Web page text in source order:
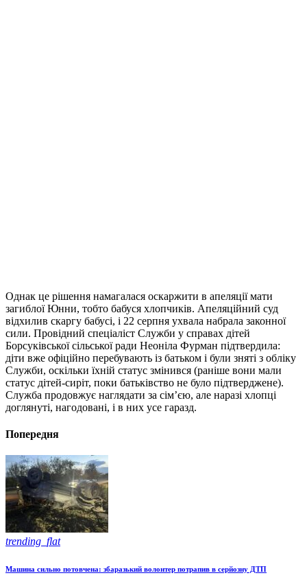
Однак це рішення намагалася оскаржити в апеляції мати
загиблої Юнни, тобто бабуся хлопчиків. Апеляційний суд
відхилив скаргу бабусі, і 22 серпня ухвала набрала законної
сили. Провідний спеціаліст Служби у справах дітей
Борсуківської сільської ради Неоніла Фурман підтвердила:
діти вже офіційно перебувають із батьком і були зняті з обліку
Служби, оскільки їхній статус змінився (раніше вони мали
статус дітей-сиріт, поки батьківство не було підтверджене).
Служба продовжує наглядати за сім’єю, але наразі хлопці
доглянуті, нагодовані, і в них усе гаразд.
Попередня
trending_flat
Машина сильно потовчена: збаразький волонтер потрапив в серйозну ДТП